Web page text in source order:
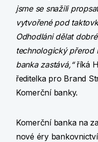
jsme se snažili
vytvořené pod
Odhodláni dělat
technologický přerod
banka zastává,“říká
ředitelka pro Brand
Komerční banky.
Komerční banka na
nové éry